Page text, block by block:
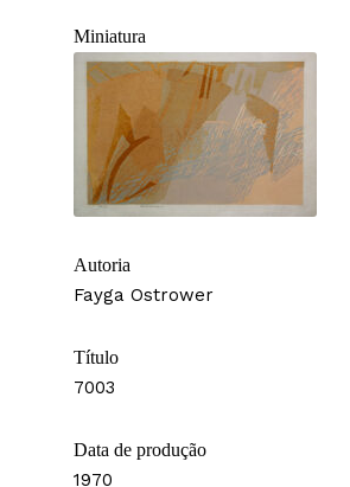
Miniatura
Autoria
Fayga Ostrower
Título
7003
Data de produção
1970